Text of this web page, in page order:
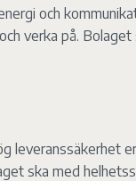
och
verka på.
leveranssäkerhet
ska med